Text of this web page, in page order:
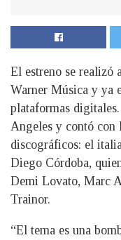
El estreno se realizó
Warner Música y ya
plataformas
Angeles y contó con
discográficos: el
Diego Córdoba,
Demi Lovato, Marc
Trainor.
“El tema es una